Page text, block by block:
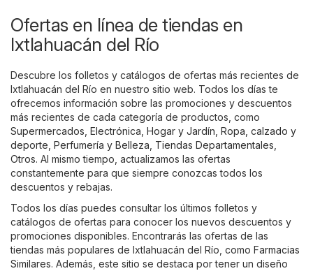
Ofertas en línea de tiendas en
Ixtlahuacán del Río
Descubre los folletos y catálogos de ofertas más recientes de
Ixtlahuacán del Río en nuestro sitio web. Todos los días te
ofrecemos información sobre las promociones y descuentos
más recientes de cada categoría de productos, como
Supermercados Electrónica Hogar y Jardín Ropa, calzado y
deporte Perfumería y Belleza Tiendas Departamentales
Otros. Al mismo tiempo, actualizamos las ofertas
constantemente para que siempre conozcas todos los
descuentos y rebajas.
Todos los días puedes consultar los últimos folletos y
catálogos de ofertas para conocer los nuevos descuentos y
promociones disponibles. Encontrarás las ofertas de las
tiendas más populares de Ixtlahuacán del Río, como Farmacias
Similares. Además, este sitio se destaca por tener un diseño